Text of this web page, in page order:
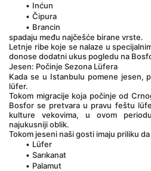
Inćun
Čipura
Brancin
spadaju među najčešće birane vrste.
Letnje ribe koje se nalaze u
donose dodatni ukus pogledu na
Jesen: Počinje Sezona Lüfera
Kada se u Istanbulu pomene jesen,
lüfer.
Tokom migracije koja počinje od
Bosfor se pretvara u pravu feštu
kulture vekovima, u ovom
najukusniji oblik.
Tokom jeseni naši gosti imaju priliku
Lüfer
Sarıkanat
Palamut